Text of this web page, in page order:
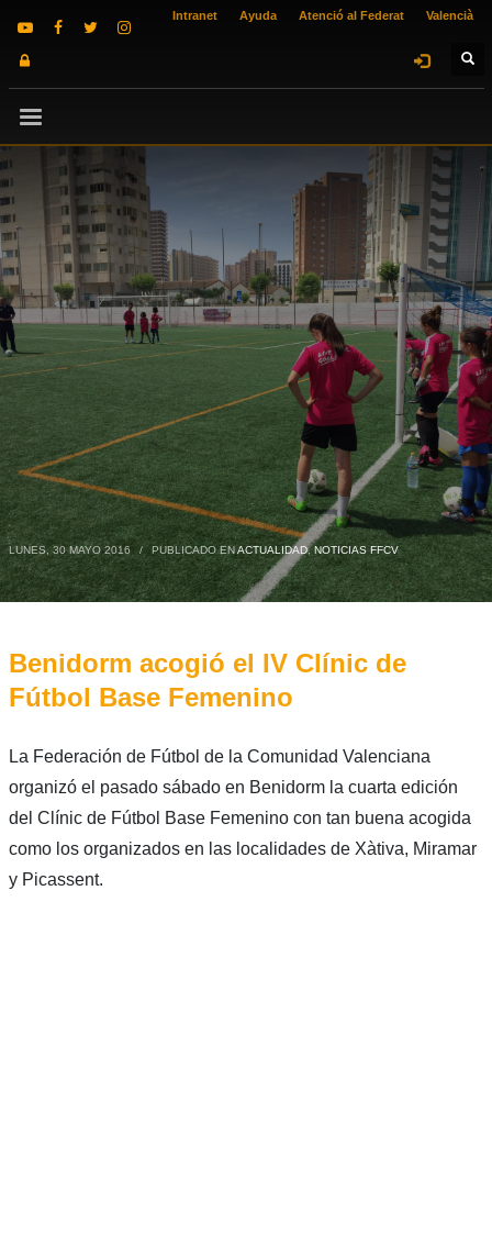
Intranet Ayuda Atenció al Federat Valencià
LUNES, 30 MAYO 2016 / PUBLICADO ENACTUALIDAD,NOTICIAS FFCV
Benidorm acogió el IV Clínic de
Fútbol Base Femenino
La Federación de Fútbol de la Comunidad Valenciana
organizó el pasado sábado en Benidorm la cuarta edición
del Clínic de Fútbol Base Femenino con tan buena acogida
como los organizados en las localidades de Xàtiva, Miramar
y Picassent.